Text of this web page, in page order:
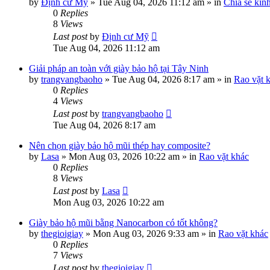
by Định cư Mỹ » Tue Aug 04, 2026 11:12 am » in Chia sẻ
0 Replies
8 Views
Last postby Định cư Mỹ
Tue Aug 04, 2026 11:12 am
Giải pháp an toàn với giày bảo hộ tại Tây Ninh
by trangvangbaoho » Tue Aug 04, 2026 8:17 am » in Rao vặt
0 Replies
4 Views
Last postby trangvangbaoho
Tue Aug 04, 2026 8:17 am
Nên chọn giày bảo hộ mũi thép hay composite?
by Lasa » Mon Aug 03, 2026 10:22 am » in Rao vặt khác
0 Replies
8 Views
Last postby Lasa
Mon Aug 03, 2026 10:22 am
Giày bảo hộ mũi bằng Nanocarbon có tốt không?
by thegioigiay » Mon Aug 03, 2026 9:33 am » in Rao vặt khác
0 Replies
7 Views
Last postby thegioigiay